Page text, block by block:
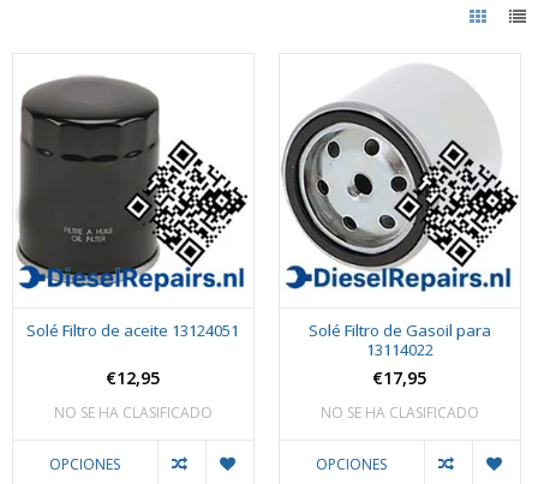
Solé Filtro de aceite 13124051
€12,95
NO SE HA CLASIFICADO
OPCIONES
Solé Filtro de Gasoil para
13114022
€17,95
NO SE HA CLASIFICADO
OPCIONES